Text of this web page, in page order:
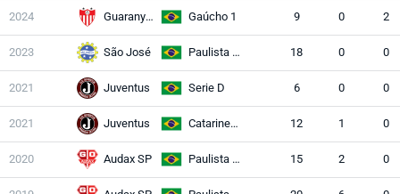
2024 Guarany Bagé Gaúcho 1 9 0 2
2023 São José Paulista A3 18 0 0
2021 Juventus Serie D 6 0 0
2021 Juventus Catarinense 1 12 1 0
2020 Audax SP Paulista A2 15 2 0